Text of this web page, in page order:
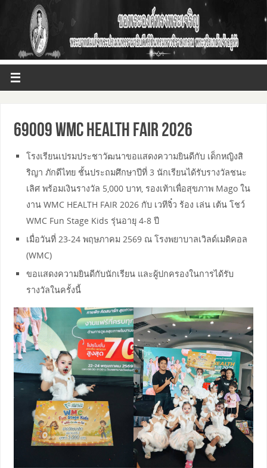
69009 WMC HEALTH FAIR 2026
โรงเรียนเปรมประชาวัฒนาขอแสดงความยินดีกับ เด็กหญิงสิ
ริญา ภักดีไทย ชั้นประถมศึกษาปีที่ 3 นักเรียนได้รับรางวัลชนะ
เลิศ พร้อมเงินรางวัล 5,000 บาท, รองเท้าเพื่อสุขภาพ Mago ใน
งาน WMC HEALTH FAIR 2026 กับ เวทีจิ๋ว ร้อง เล่น เต้น โชว์
WMC Fun Stage Kids รุ่นอายุ 4-8 ปี
เมื่อวันที่ 23-24 พฤษภาคม 2569 ณ โรงพยาบาลเวิลด์เมดิคอล
(WMC)
ขอแสดงความยินดีกับนักเรียน และผู้ปกครองในการได้รับ
รางวัลในครั้งนี้